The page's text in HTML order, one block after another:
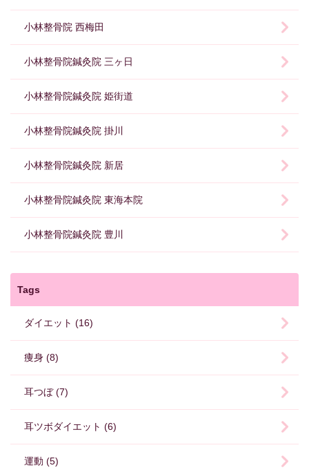
小林整骨院 西梅田
小林整骨院鍼灸院 三ヶ日
小林整骨院鍼灸院 姫街道
小林整骨院鍼灸院 掛川
小林整骨院鍼灸院 新居
小林整骨院鍼灸院 東海本院
小林整骨院鍼灸院 豊川
Tags
ダイエット (16)
痩身 (8)
耳つぼ (7)
耳ツボダイエット (6)
運動 (5)